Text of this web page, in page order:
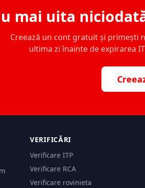
mai uita
Creează un cont gratuit și primești
ultima zi înainte de expirarea
VERIFICĂRI
Verificare ITP
Verificare RCA
Verificare rovinieta